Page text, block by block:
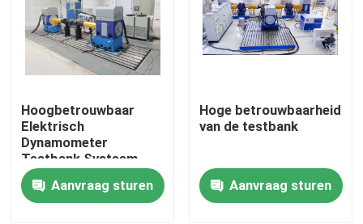
Thuis
Producten
Hoogbetrouwbaar
Elektrisch
Dynamometer
Testbank Systeem
Aanvraag sturen
Hoge betrouwbaarheid
van de testbank
Aanvraag sturen